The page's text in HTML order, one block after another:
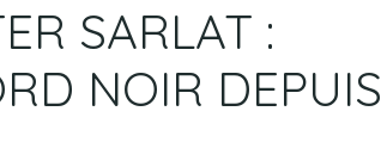
SARLAT :
NOIR DEPUIS